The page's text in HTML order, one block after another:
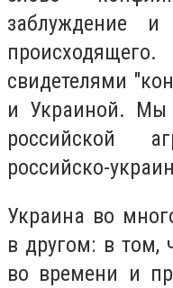
заблуждение
свидетелями
и Украиной. Мы
российской
российско-
Украина во
в другом: в том,
во времени и